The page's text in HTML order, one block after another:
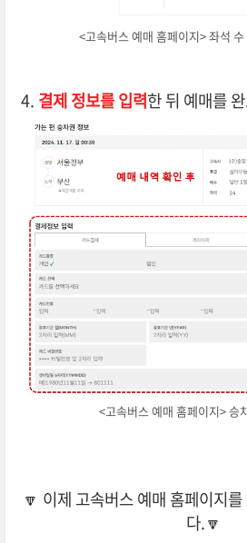
<고속버스 예매 홈페이지> 좌석
4. 결제 정보를 입력한 뒤 예매를
<고속버스 예매 홈페이지> 승
🔽 이제 고속버스 예매 홈페이지
다.🔽